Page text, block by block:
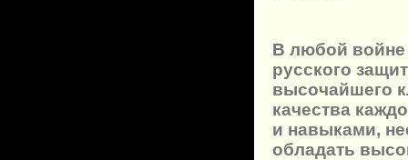
В любой войне
русского
высочайшего
качества
и навыками,
обладать